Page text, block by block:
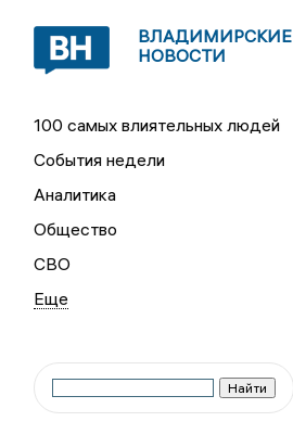
ВЛАДИМИРСКИЕ
НОВОСТИ
100 самых влиятельных людей
События недели
Аналитика
Общество
СВО